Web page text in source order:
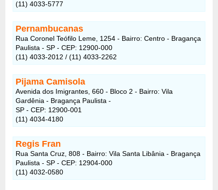
(11) 4033-5777
Pernambucanas
Rua Coronel Teófilo Leme, 1254 - Bairro: Centro - Bragança
Paulista - SP - CEP: 12900-000
(11) 4033-2012 / (11) 4033-2262
Pijama Camisola
Avenida dos Imigrantes, 660 - Bloco 2 - Bairro: Vila
Gardênia - Bragança Paulista -
SP - CEP: 12900-001
(11) 4034-4180
Regis Fran
Rua Santa Cruz, 808 - Bairro: Vila Santa Libânia - Bragança
Paulista - SP - CEP: 12904-000
(11) 4032-0580